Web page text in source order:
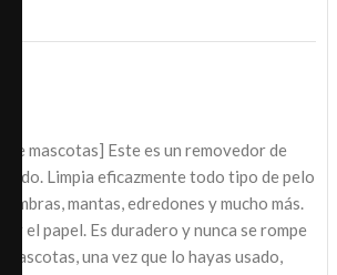
mascotas] Este es un removedor de
Limpia eficazmente todo tipo de pelo
mantas, edredones y mucho más.
el papel. Es duradero y nunca se rompe
una vez que lo hayas usado,